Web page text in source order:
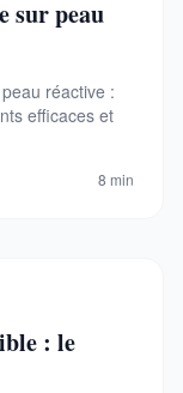
sur peau
réactive :
efficaces et
8 min
: le